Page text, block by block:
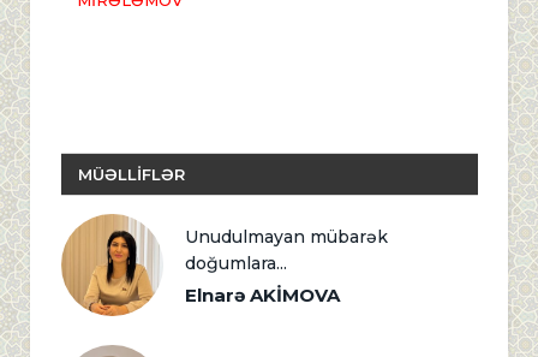
MÜƏLLİFLƏR
Unudulmayan mübarək
doğumlara...
Elnarə AKİMOVA